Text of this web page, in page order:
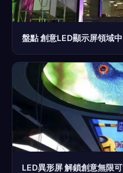
盤點 創意LED顯示屏領域
LED異形屏 解鎖創意無限